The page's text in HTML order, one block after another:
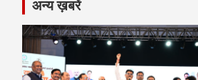
अन्य ख़बरें